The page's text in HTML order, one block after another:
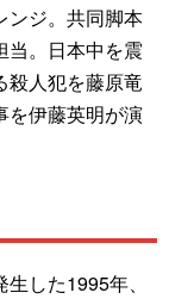
ンジ。共同脚本
当。日本中を震
殺人犯を藤原竜
を伊藤英明が演
した1995年、